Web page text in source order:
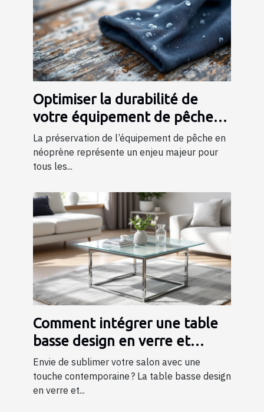
Optimiser la durabilité de
votre équipement de pêche
en néoprène
La préservation de l’équipement de pêche en
néoprène représente un enjeu majeur pour
tous les...
Comment intégrer une table
basse design en verre et
métal dans votre salon ?
Envie de sublimer votre salon avec une
touche contemporaine ? La table basse design
en verre et...